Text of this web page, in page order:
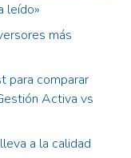
leído»
más
para comparar
Activa vs
a la calidad